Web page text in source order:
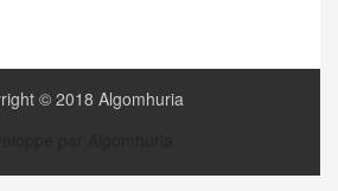
© 2018 Algomhuria